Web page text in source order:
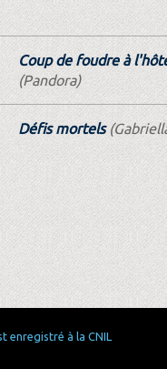
Coup de foudre à
(Pandora)
Défis mortels
enregistré à la CNIL